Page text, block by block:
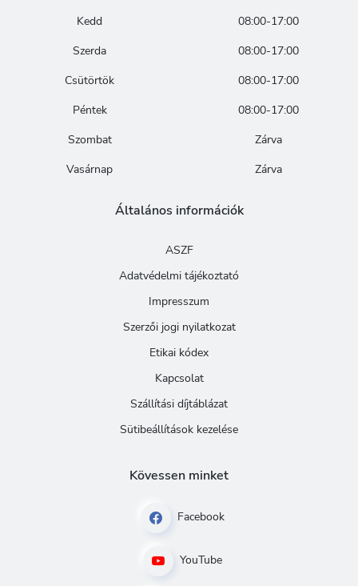
Kedd
08:00-17:00
Szerda
08:00-17:00
Csütörtök
08:00-17:00
Péntek
08:00-17:00
Szombat
Zárva
Vasárnap
Zárva
Általános információk
ASZF
Adatvédelmi tájékoztató
Impresszum
Szerzői jogi nyilatkozat
Etikai kódex
Kapcsolat
Szállítási díjtáblázat
Sütibeállítások kezelése
Kövessen minket
Facebook
YouTube